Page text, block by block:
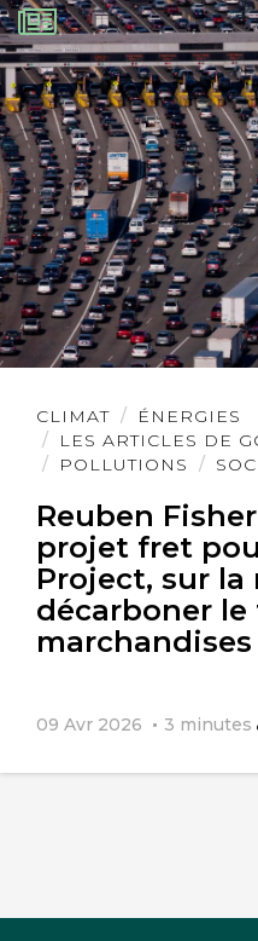
CLIMAT
ÉNERGIES
LES ARTICLES DE
POLLUTIONS
Reuben
projet fret
Project, sur la
décarboner
marchandises
09 Avr 2026 3 minutes
Lire
l'article